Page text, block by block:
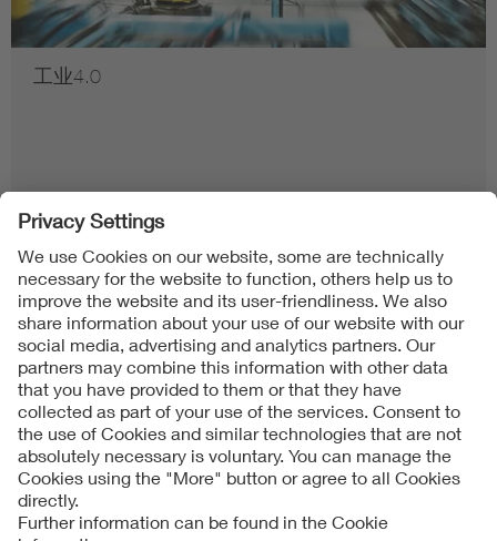
VDE Online Seminars
Follow us on
Imprint + Liability